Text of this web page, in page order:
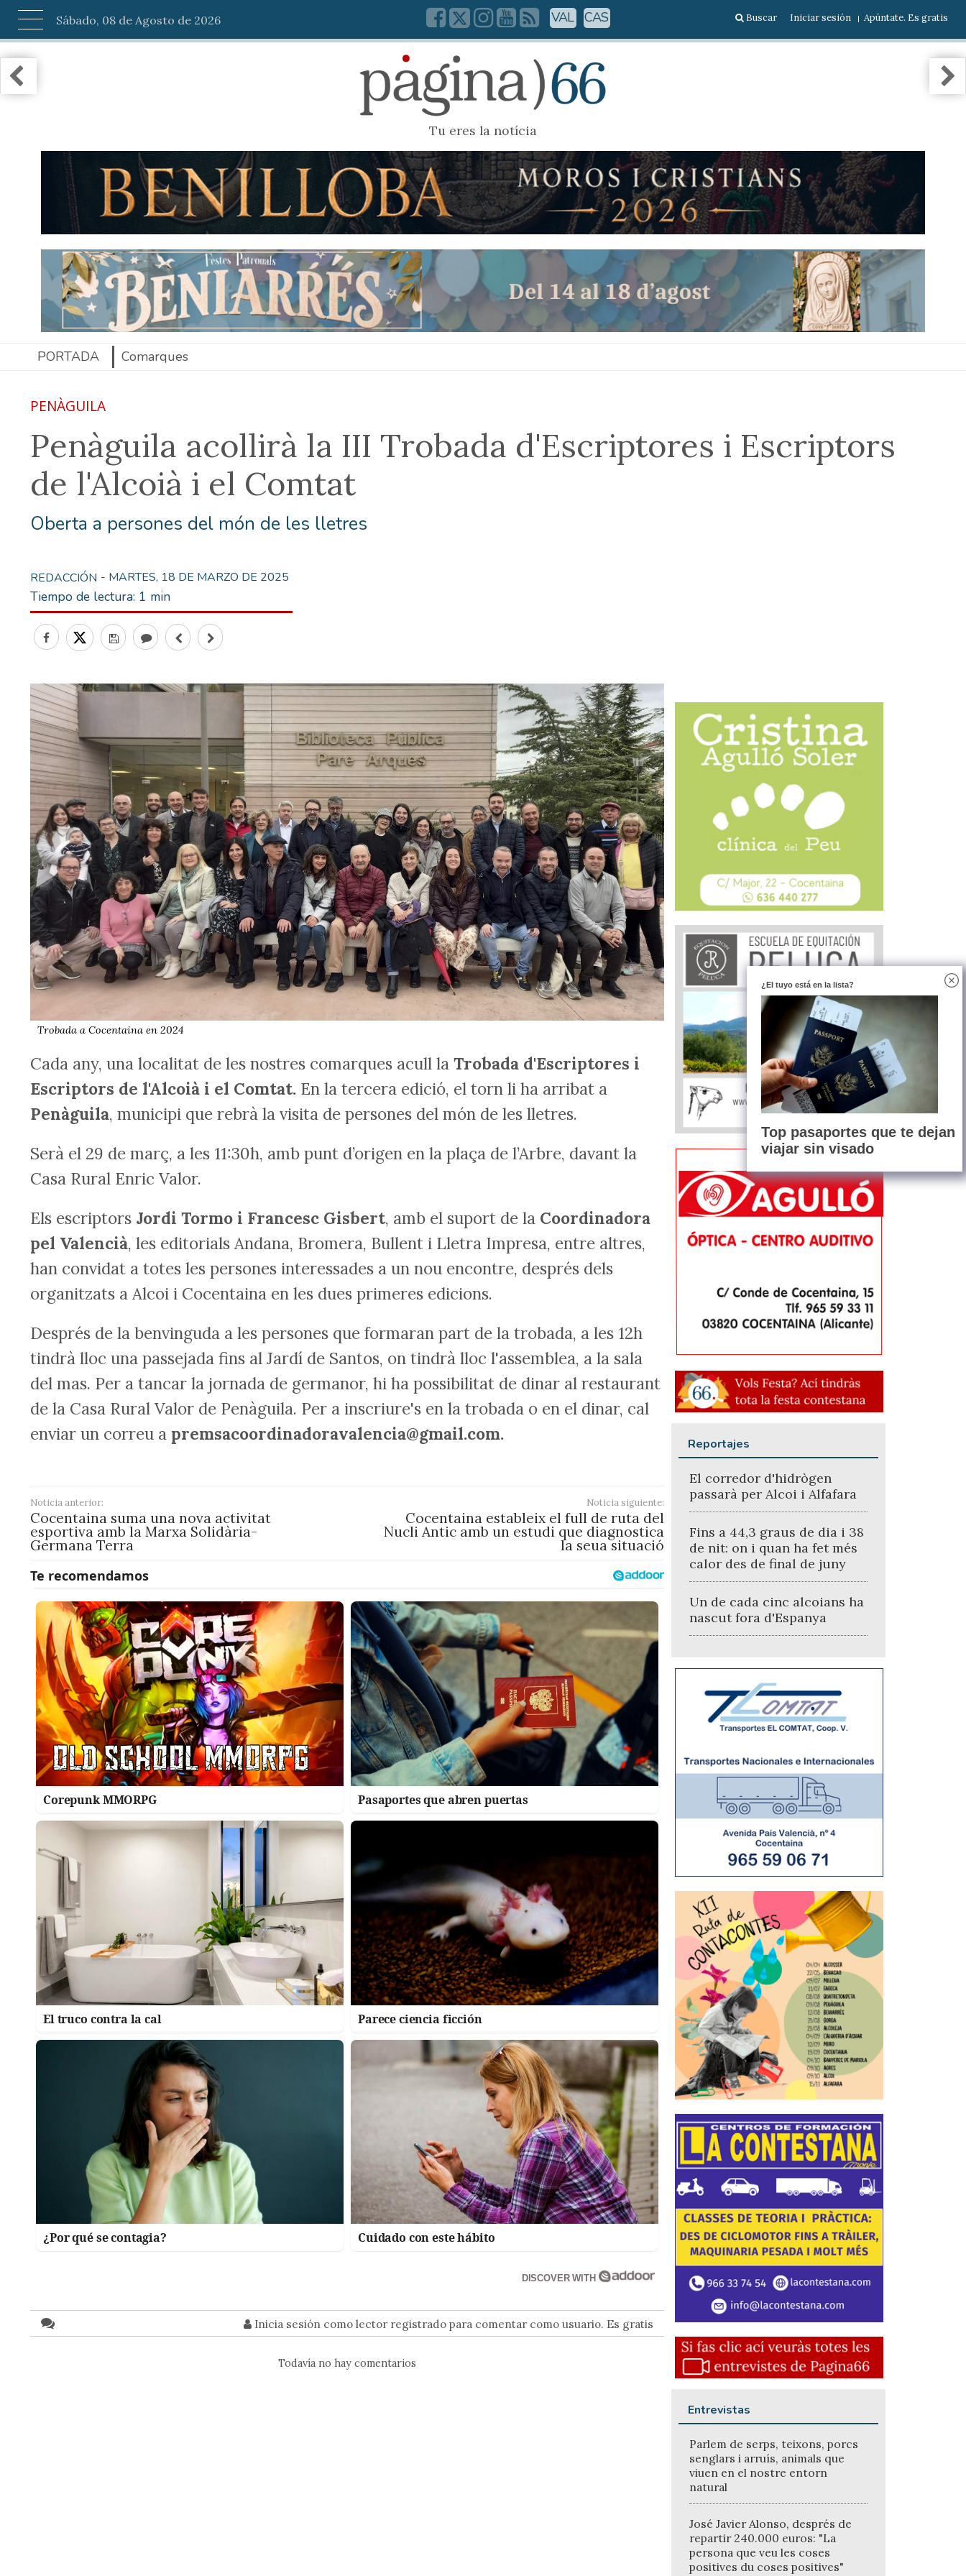
Sábado, 08 de Agosto de 2026 VAL CAS Buscar Iniciar sesión Apúntate. Es gratis
Tu eres la notícia
PORTADA Comarques
PENÀGUILA
Penàguila acollirà la III Trobada d'Escriptores i Escriptors
de l'Alcoià i el Comtat
Oberta a persones del món de les lletres
REDACCIÓN - MARTES, 18 DE MARZO DE 2025
Tiempo de lectura: 1 min
Trobada a Cocentaina en 2024
Cada any, una localitat de les nostres comarques acull la Trobada d'Escriptores i
Escriptors de l'Alcoià i el Comtat. En la tercera edició, el torn li ha arribat a
Penàguila, municipi que rebrà la visita de persones del món de les lletres.
Serà el 29 de març, a les 11:30h, amb punt d’origen en la plaça de l’Arbre, davant la
Casa Rural Enric Valor.
Els escriptors Jordi Tormo i Francesc Gisbert, amb el suport de la Coordinadora
pel Valencià, les editorials Andana, Bromera, Bullent i Lletra Impresa, entre altres,
han convidat a totes les persones interessades a un nou encontre, després dels
organitzats a Alcoi i Cocentaina en les dues primeres edicions.
Després de la benvinguda a les persones que formaran part de la trobada, a les 12h
tindrà lloc una passejada fins al Jardí de Santos, on tindrà lloc l'assemblea, a la sala
del mas. Per a tancar la jornada de germanor, hi ha possibilitat de dinar al restaurant
de la Casa Rural Valor de Penàguila. Per a inscriure's en la trobada o en el dinar, cal
enviar un correu a premsacoordinadoravalencia@gmail.com.
Noticia anterior:
Cocentaina suma una nova activitat
esportiva amb la Marxa Solidària-
Germana Terra
Noticia siguiente:
Cocentaina estableix el full de ruta del
Nucli Antic amb un estudi que diagnostica
la seua situació
Corepunk MMORPG Pasaportes que abren puertas
El truco contra la cal Parece ciencia ficción
¿Por qué se contagia? Cuidado con este hábito
DISCOVER WITH
Inicia sesión como lector registrado para comentar como usuario. Es gratis
Todavía no hay comentarios
Reportajes
El corredor d'hidrògen
passarà per Alcoi i Alfafara
Fins a 44,3 graus de dia i 38
de nit: on i quan ha fet més
calor des de final de juny
Un de cada cinc alcoians ha
nascut fora d'Espanya
Entrevistas
Parlem de serps, teixons, porcs
senglars i arruís, animals que
viuen en el nostre entorn
natural
José Javier Alonso, després de
repartir 240.000 euros: "La
persona que veu les coses
positives du coses positives"
¿El tuyo está en la lista?
Top pasaportes que te dejan
viajar sin visado